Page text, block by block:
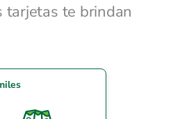
tarjetas te brindan